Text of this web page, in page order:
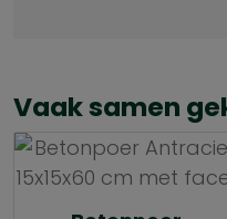
Vaak samen